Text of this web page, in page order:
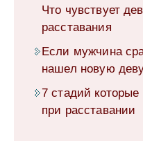
Что чувствует
расставания
Если мужчина
нашел новую
7 стадий
при расставании